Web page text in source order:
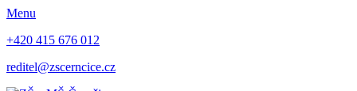
Menu
+420 415 676 012
reditel@zscerncice.cz